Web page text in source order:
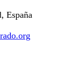
España